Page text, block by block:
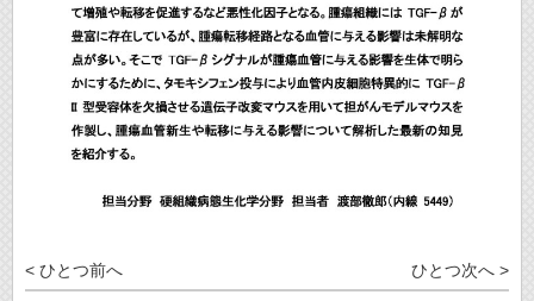
< ひとつ前へ ひとつ次へ >